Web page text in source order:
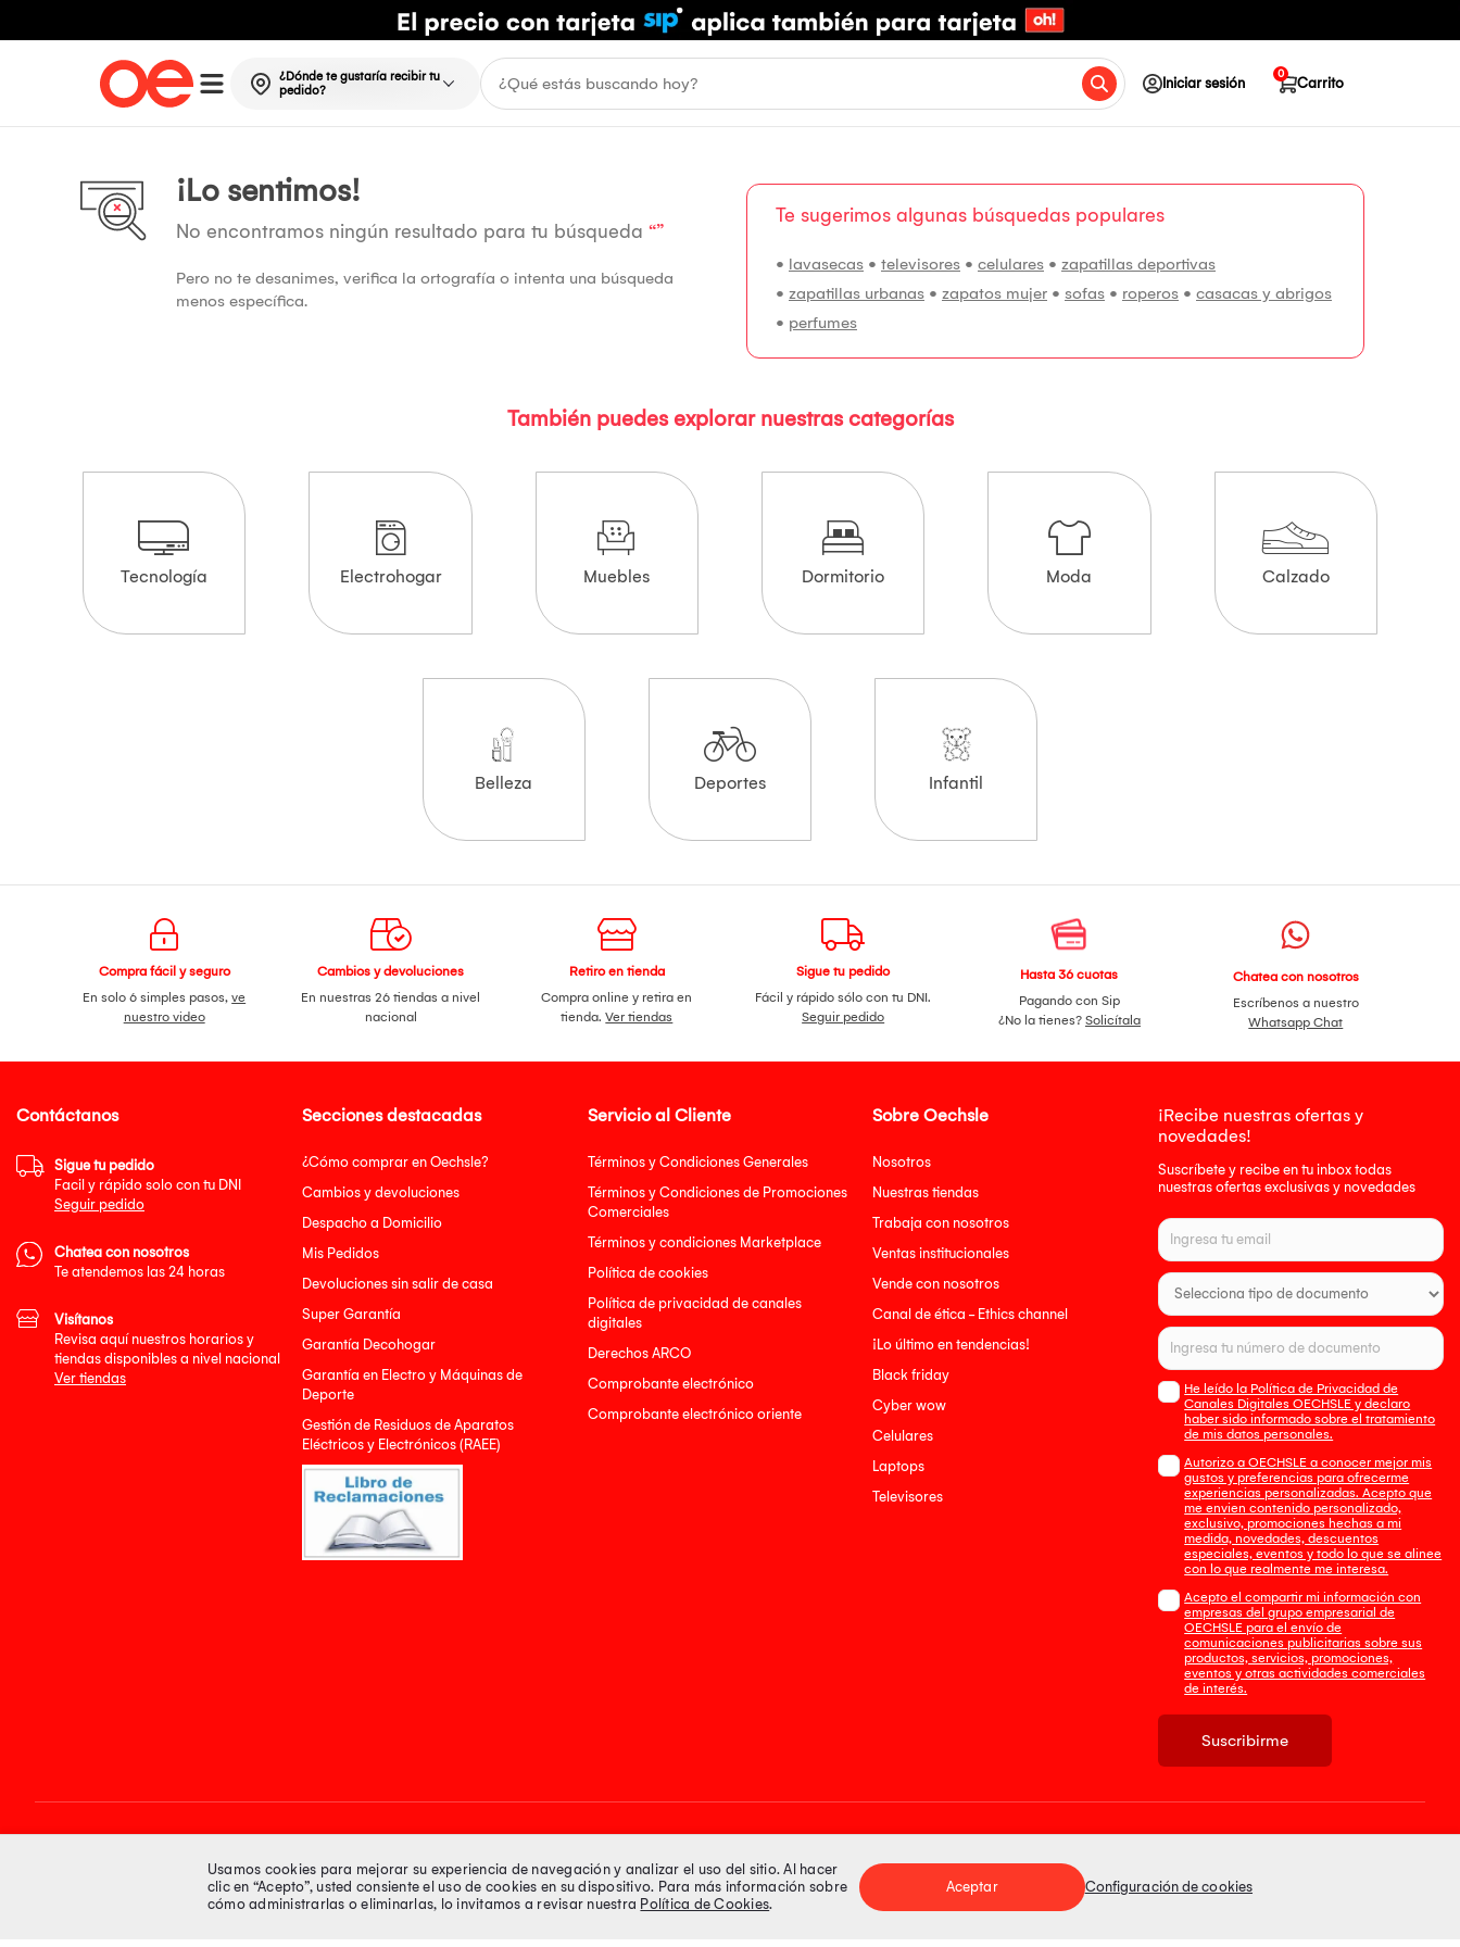
¿Dónde te gustaría recibir tu
pedido?
Iniciar sesión Carrito
0
¡Lo sentimos!
No encontramos ningún resultado para tu búsqueda “”
Pero no te desanimes, verifica la ortografía o intenta una búsqueda
menos específica.
Te sugerimos algunas búsquedas populares
• lavasecas • televisores • celulares • zapatillas deportivas
• zapatillas urbanas • zapatos mujer • sofas • roperos • casacas y abrigos
• perfumes
También puedes explorar nuestras categorías
Tecnología Electrohogar Muebles Dormitorio Moda Calzado
Belleza Deportes Infantil
Compra fácil y seguro
En solo 6 simples pasos,ve
nuestro video
Cambios y devoluciones
En nuestras 26 tiendas a nivel
nacional
Retiro en tienda
Compra online y retira en
tienda.Ver tiendas
Sigue tu pedido
Fácil y rápido sólo con tu DNI.
Seguir pedido
Hasta 36 cuotas
Pagando con Sip
¿No la tienes? Solicítala
Chatea con nosotros
Escríbenos a nuestro
Whatsapp Chat
Secciones destacadas
¿Cómo comprar en Oechsle?
Cambios y devoluciones
Despacho a Domicilio
Mis Pedidos
Devoluciones sin salir de casa
Super Garantía
Garantía Decohogar
Garantía en Electro y Máquinas de
Deporte
Gestión de Residuos de Aparatos
Eléctricos y Electrónicos (RAEE)
Servicio al Cliente
Términos y Condiciones Generales
Términos y Condiciones de Promociones
Comerciales
Términos y condiciones Marketplace
Política de cookies
Política de privacidad de canales
digitales
Derechos ARCO
Comprobante electrónico
Comprobante electrónico oriente
Sobre Oechsle
Nosotros
Nuestras tiendas
Trabaja con nosotros
Ventas institucionales
Vende con nosotros
Canal de ética - Ethics channel
¡Lo último en tendencias!
Black friday
Cyber wow
Celulares
Laptops
Televisores
¡Recibe nuestras ofertas y
novedades!
Suscríbete y recibe en tu inbox todas
nuestras ofertas exclusivas y novedades
He leído la Política de Privacidad de
Canales Digitales OECHSLE y declaro
haber sido informado sobre el tratamiento
de mis datos personales.
Autorizo a OECHSLE a conocer mejor mis
gustos y preferencias para ofrecerme
experiencias personalizadas. Acepto que
me envien contenido personalizado,
exclusivo, promociones hechas a mi
medida, novedades, descuentos
especiales, eventos y todo lo que se alinee
con lo que realmente me interesa.
Acepto el compartir mi información con
empresas del grupo empresarial de
OECHSLE para el envío de
comunicaciones publicitarias sobre sus
productos, servicios, promociones,
eventos y otras actividades comerciales
de interés.
Suscribirme
Contáctanos
Sigue tu pedido
Facil y rápido solo con tu DNI
Seguir pedido
Chatea con nosotros
Te atendemos las 24 horas
Visítanos
Revisa aquí nuestros horarios y
tiendas disponibles a nivel nacional
Ver tiendas
Síguenos en Medios de pago Tienda 100% Segura
Usamos cookies para mejorar su experiencia de navegación y analizar el uso del sitio. Al hacer
clic en “Acepto”, usted consiente el uso de cookies en su dispositivo. Para más información sobre
cómo administrarlas o eliminarlas, lo invitamos a revisar nuestra Política de Cookies.
Aceptar Configuración de cookies